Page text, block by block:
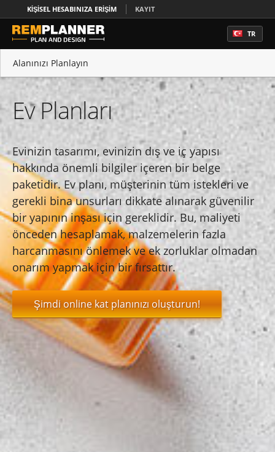
KIŞISEL HESABINIZA ERIŞIM KAYIT
TR
Alanınızı Planlayın
Ev Planları
Ev Tasarımı
Daire Planları
Emlak Kat Planları
Ev Planları
Evinizin tasarımı, evinizin dış ve iç yapısı
hakkında önemli bilgiler içeren bir belge
paketidir. Ev planı, müşterinin tüm istekleri ve
gerekli bina unsurları dikkate alınarak güvenilir
bir yapının inşası için gereklidir. Bu, maliyeti
önceden hesaplamak, malzemelerin fazla
harcanmasını önlemek ve ek zorluklar olmadan
onarım yapmak için bir fırsattır.
Şimdi online kat planınızı oluşturun!